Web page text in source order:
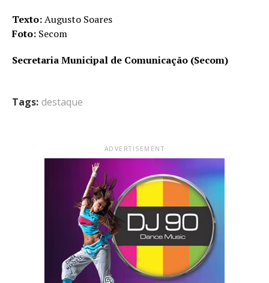
Texto:Augusto Soares
Foto: Secom
Secretaria Municipal de Comunicação (Secom)
Tags: destaque
ADVERTISEMENT